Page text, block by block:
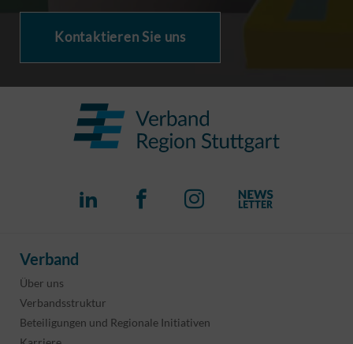
Kontaktieren Sie uns
Verband
Über uns
Verbandsstruktur
Beteiligungen und Regionale Initiativen